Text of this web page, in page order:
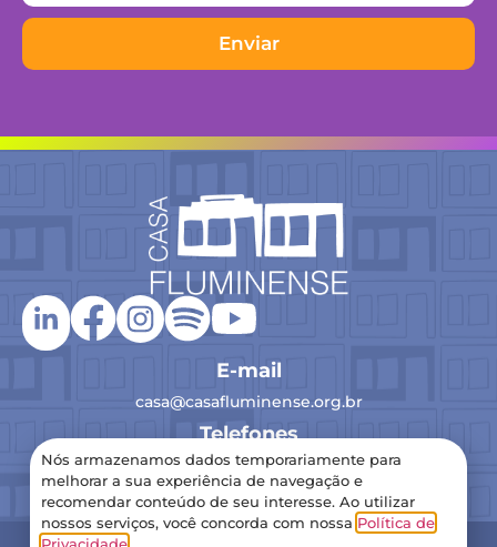
Enviar
E-mail
casa@casafluminense.org.br
Telefones
(21) 2516-0193
Nós armazenamos dados temporariamente para
melhorar a sua experiência de navegação e
recomendar conteúdo de seu interesse. Ao utilizar
nossos serviços, você concorda com nossa Política de
Privacidade.